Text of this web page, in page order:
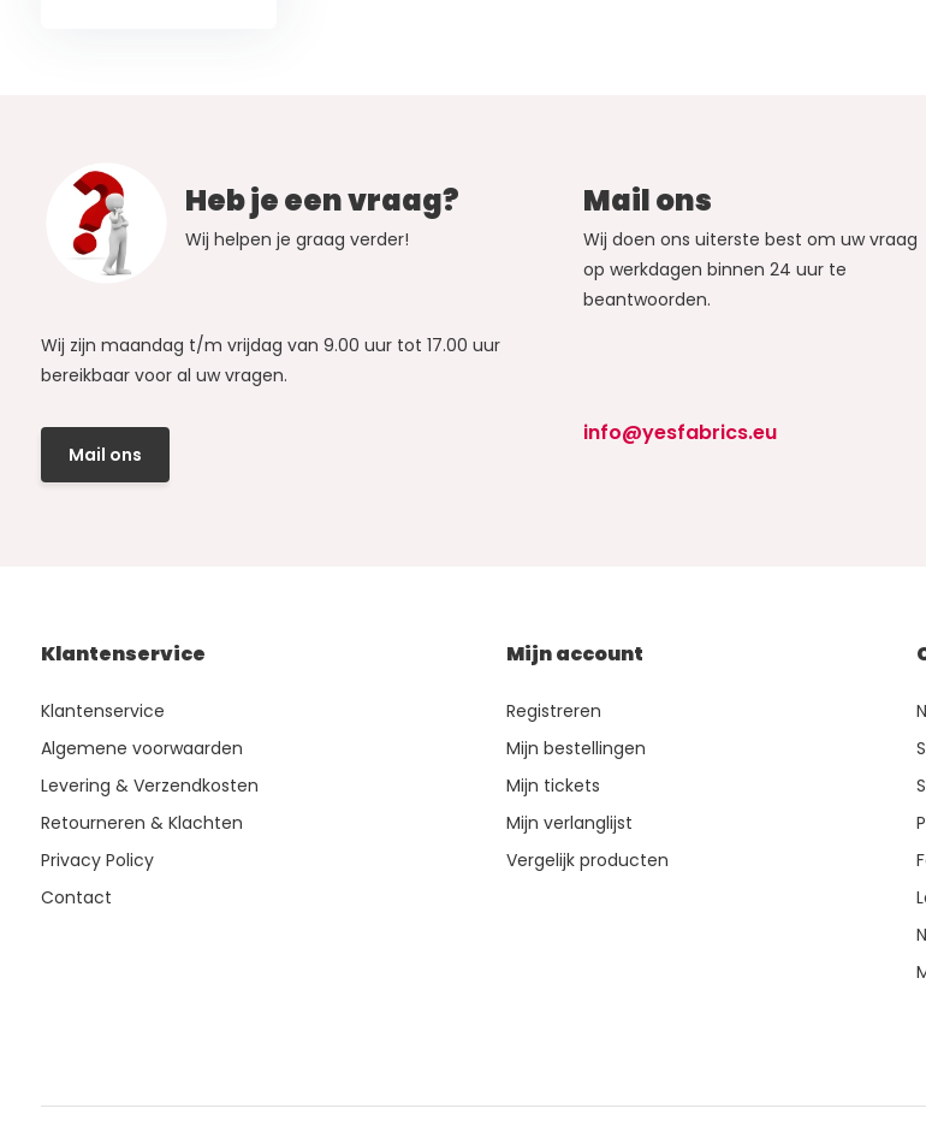
Heb je een vraag?
Wij helpen je graag verder!
Wij zijn maandag t/m vrijdag van 9.00 uur tot 17.00 uur
bereikbaar voor al uw vragen.
Mail ons
Mail ons
Wij doen ons uiterste best om uw vraag
op werkdagen binnen 24 uur te
beantwoorden.
info@yesfabrics.eu
Klantenservice
Klantenservice
Algemene voorwaarden
Levering & Verzendkosten
Retourneren & Klachten
Privacy Policy
Contact
Mijn account
Registreren
Mijn bestellingen
Mijn tickets
Mijn verlanglijst
Vergelijk producten